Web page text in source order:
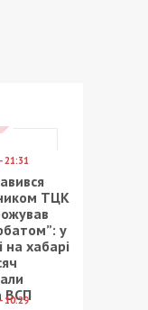
21:31
ТЦК
у
на хабарі
ВСП
10:29